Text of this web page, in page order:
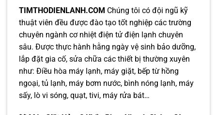
TIMTHODIENLANH.COM Chúng tôi có đội ngũ kỹ
thuật viên đều được đào tạo tốt nghiệp các trường
chuyên ngành cơ nhiệt điện tử điện lạnh chuyên
sâu. Được thực hành hằng ngày vệ sinh bảo dưỡng,
lắp đặt gia cố, sửa chữa các thiết bị thường xuyên
như: Điều hòa máy lạnh, máy giặt, bếp từ hồng
ngoại, tủ lạnh, máy bơm nước, bình nóng lạnh, máy
sấy, lò vi sóng, quạt, tivi, máy rửa bát…